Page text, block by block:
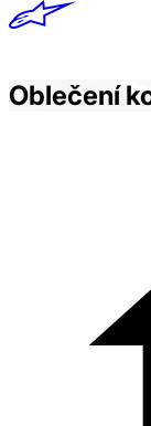
Oblečení